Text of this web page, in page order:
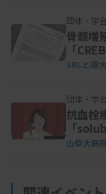
団体・学会
骨髄増
「
SRLと順
団体・学会
抗血栓
「
山梨大病